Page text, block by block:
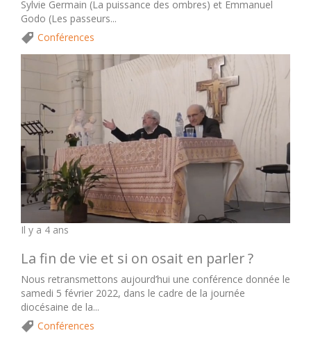
Sylvie Germain (La puissance des ombres) et Emmanuel
Godo (Les passeurs...
Conférences
Il y a 4 ans
La fin de vie et si on osait en parler ?
Nous retransmettons aujourd’hui une conférence donnée le
samedi 5 février 2022, dans le cadre de la journée
diocésaine de la...
Conférences